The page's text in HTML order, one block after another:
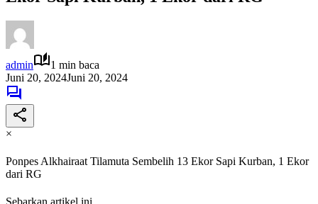
admin
1 min baca
Juni 20, 2024Juni 20, 2024
×
Ponpes Alkhairaat Tilamuta Sembelih 13 Ekor Sapi Kurban, 1 Ekor
dari RG